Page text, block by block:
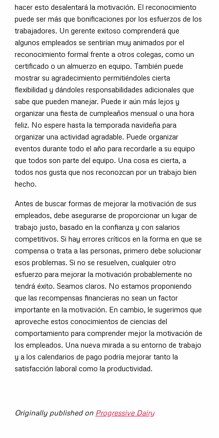
hacer esto desalentará la motivación. El reconocimiento
puede ser más que bonificaciones por los esfuerzos de los
trabajadores. Un gerente exitoso comprenderá que
algunos empleados se sentirían muy animados por el
reconocimiento formal frente a otros colegas, como un
certificado o un almuerzo en equipo. También puede
mostrar su agradecimiento permitiéndoles cierta
flexibilidad y dándoles responsabilidades adicionales que
sabe que pueden manejar. Puede ir aún más lejos y
organizar una fiesta de cumpleaños mensual o una hora
feliz. No espere hasta la temporada navideña para
organizar una actividad agradable. Puede organizar
eventos durante todo el año para recordarle a su equipo
que todos son parte del equipo. Una cosa es cierta, a
todos nos gusta que nos reconozcan por un trabajo bien
hecho.
Antes de buscar formas de mejorar la motivación de sus
empleados, debe asegurarse de proporcionar un lugar de
trabajo justo, basado en la confianza y con salarios
competitivos. Si hay errores críticos en la forma en que se
compensa o trata a las personas, primero debe solucionar
esos problemas. Si no se resuelven, cualquier otro
esfuerzo para mejorar la motivación probablemente no
tendrá éxito. Seamos claros. No estamos proponiendo
que las recompensas financieras no sean un factor
importante en la motivación. En cambio, le sugerimos que
aproveche estos conocimientos de ciencias del
comportamiento para comprender mejor la motivación de
los empleados. Una nueva mirada a su entorno de trabajo
y a los calendarios de pago podría mejorar tanto la
satisfacción laboral como la productividad.
Originally published on Progressive Dairy